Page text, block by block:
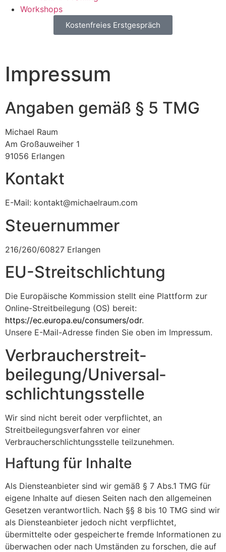
Workshops
Kostenfreies Erstgespräch
Impressum
Angaben gemäß § 5 TMG
Michael Raum
Am Großauweiher 1
91056 Erlangen
Kontakt
E-Mail: kontakt@michaelraum.com
Steuernummer
216/260/60827 Erlangen
EU-Streitschlichtung
Die Europäische Kommission stellt eine Plattform zur
Online-Streitbeilegung (OS) bereit:
https://ec.europa.eu/consumers/odr.
Unsere E-Mail-Adresse finden Sie oben im Impressum.
Verbraucher­streit­
beilegung/Universal­
schlichtungs­stelle
Wir sind nicht bereit oder verpflichtet, an
Streitbeilegungsverfahren vor einer
Verbraucherschlichtungsstelle teilzunehmen.
Haftung für Inhalte
Als Diensteanbieter sind wir gemäß § 7 Abs.1 TMG für
eigene Inhalte auf diesen Seiten nach den allgemeinen
Gesetzen verantwortlich. Nach §§ 8 bis 10 TMG sind wir
als Diensteanbieter jedoch nicht verpflichtet,
übermittelte oder gespeicherte fremde Informationen zu
überwachen oder nach Umständen zu forschen, die auf